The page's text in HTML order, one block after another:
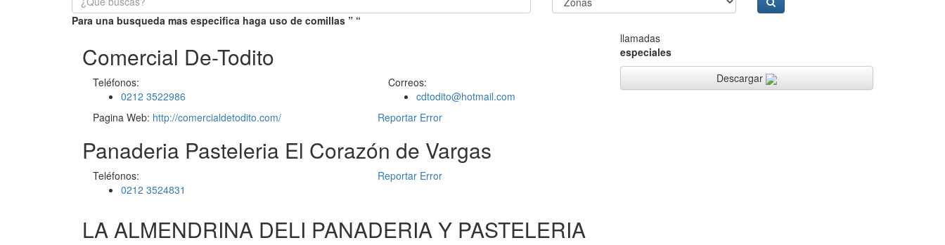
Para una busqueda mas especifica haga uso de comillas ” “
Comercial De-Todito
Teléfonos:
0212 3522986
Correos:
cdtodito@hotmail.com
Pagina Web: http://comercialdetodito.com/ Reportar Error
Panaderia Pasteleria El Corazón de Vargas
Teléfonos:
0212 3524831
Reportar Error
LA ALMENDRINA DELI PANADERIA Y PASTELERIA
llamadas
especiales
Descargar